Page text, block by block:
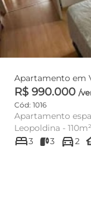
R$ 990.000 /
Cód: 1016
Apartamento
Leopoldina -
ambientes,
bed3 3 directions_car2